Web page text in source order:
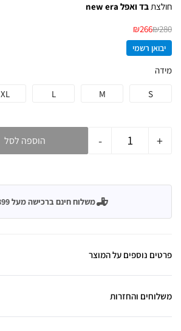
חולצתבד ואפל new era
₪280
₪266
יבואן רשמי
מידה
S
M
L
XL
- + הוספה לסל
משלוח חינם ברכישה מעל 399 ש"ח
פרטים נוספים על המוצר
משלוחים והחזרות